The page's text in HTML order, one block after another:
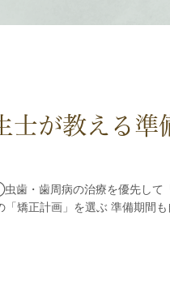
士が教える準
歯・歯周病の治療を優先し
矯正計画」を選ぶ 準備期間